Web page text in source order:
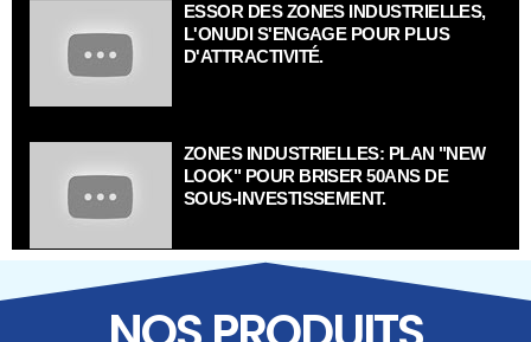
ESSOR DES ZONES INDUSTRIELLES,
L'ONUDI S'ENGAGE POUR PLUS
D'ATTRACTIVITÉ.
ZONES INDUSTRIELLES: PLAN "NEW
LOOK" POUR BRISER 50ANS DE
SOUS-INVESTISSEMENT.
INDUSTRIELLES, ATELIER MAGZI-